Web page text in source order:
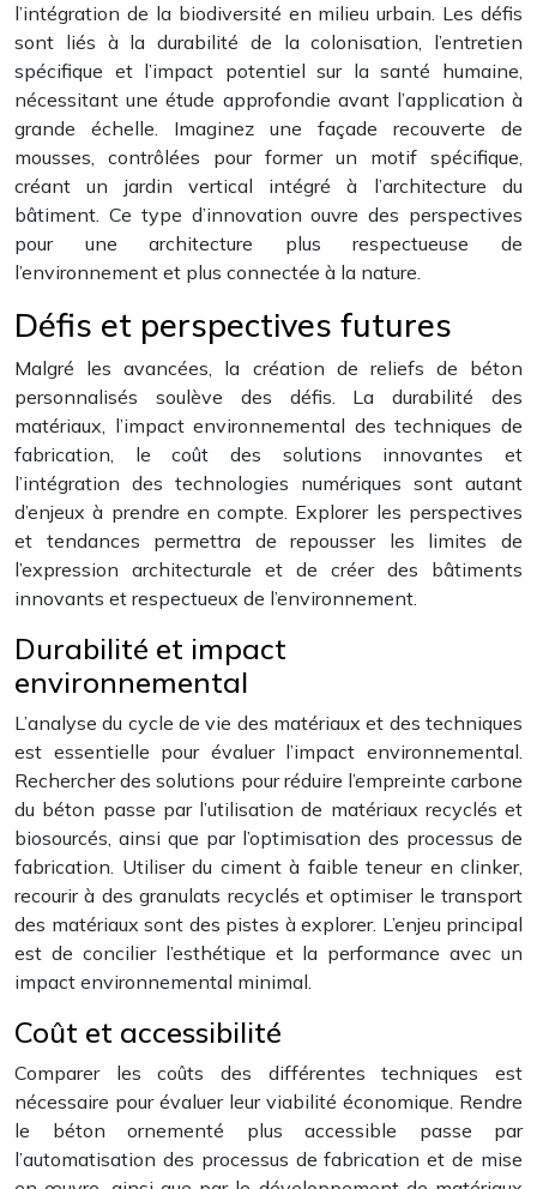
l’intégration de la biodiversité en milieu urbain. Les défis
sont liés à la durabilité de la colonisation, l’entretien
spécifique et l’impact potentiel sur la santé humaine,
nécessitant une étude approfondie avant l’application à
grande échelle. Imaginez une façade recouverte de
mousses, contrôlées pour former un motif spécifique,
créant un jardin vertical intégré à l’architecture du
bâtiment. Ce type d’innovation ouvre des perspectives
pour une architecture plus respectueuse de
l’environnement et plus connectée à la nature.
Défis et perspectives futures
Malgré les avancées, la création de reliefs de béton
personnalisés soulève des défis. La durabilité des
matériaux, l’impact environnemental des techniques de
fabrication, le coût des solutions innovantes et
l’intégration des technologies numériques sont autant
d’enjeux à prendre en compte. Explorer les perspectives
et tendances permettra de repousser les limites de
l’expression architecturale et de créer des bâtiments
innovants et respectueux de l’environnement.
Durabilité et impact
environnemental
L’analyse du cycle de vie des matériaux et des techniques
est essentielle pour évaluer l’impact environnemental.
Rechercher des solutions pour réduire l’empreinte carbone
du béton passe par l’utilisation de matériaux recyclés et
biosourcés, ainsi que par l’optimisation des processus de
fabrication. Utiliser du ciment à faible teneur en clinker,
recourir à des granulats recyclés et optimiser le transport
des matériaux sont des pistes à explorer. L’enjeu principal
est de concilier l’esthétique et la performance avec un
impact environnemental minimal.
Coût et accessibilité
Comparer les coûts des différentes techniques est
nécessaire pour évaluer leur viabilité économique. Rendre
le béton ornementé plus accessible passe par
l’automatisation des processus de fabrication et de mise